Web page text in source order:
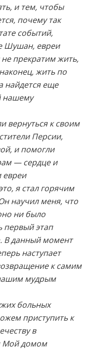
и тем, чтобы
почему так
событий,
Шушан, евреи
прекратим жить,
жить по
найдется еще
нашему
вернуться к своим
Персии,
и помогли
— сердце и
евреи
я стал горячим
научил меня, что
ни было
этап
В данный момент
наступает
к самим
нашим мудрым
больных
приступить к
в
Мой домом